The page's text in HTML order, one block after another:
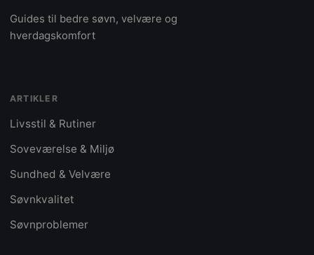
Guides til bedre søvn, velvære og
hverdagskomfort
ARTIKLER
Livsstil & Rutiner
Soveværelse & Miljø
Sundhed & Velvære
Søvnkvalitet
Søvnproblemer